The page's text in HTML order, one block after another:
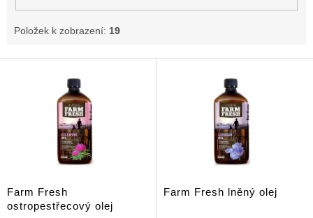
Položek k zobrazení: 19
V
d
u
Farm Fresh
ostropestřecový olej
Farm Fresh lněný olej